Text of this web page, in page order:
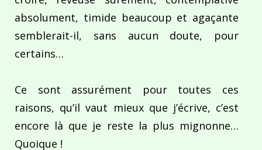
absolument, timide beaucoup et agaçante
semblerait-il, sans aucun doute, pour
certains…
Ce sont assurément pour toutes ces
raisons, qu’il vaut mieux que j’écrive, c’est
encore là que je reste la plus mignonne…
Quoique !